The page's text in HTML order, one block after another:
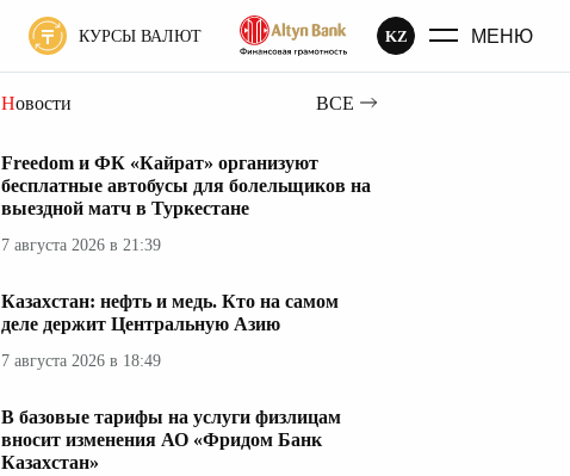
КУРСЫ ВАЛЮТ KZ МЕНЮ
Новости ВСЕ
Freedom и ФК «Кайрат» организуют
бесплатные автобусы для болельщиков на
выездной матч в Туркестане
7 августа 2026 в 21:39
Казахстан: нефть и медь. Кто на самом
деле держит Центральную Азию
7 августа 2026 в 18:49
В базовые тарифы на услуги физлицам
вносит изменения АО «Фридом Банк
Казахстан»